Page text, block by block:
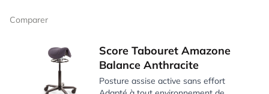
Comparer
Score Tabouret Amazone
Balance Anthracite
Posture assise active sans effort